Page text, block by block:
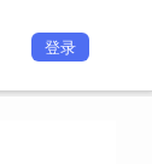
登录